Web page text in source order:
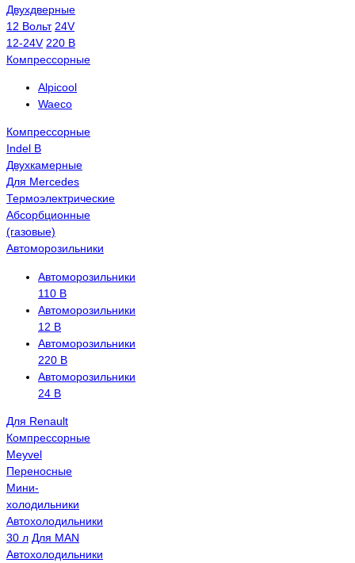
Двухдверные
12 Вольт 24V
12-24V 220 В
Компрессорные
Alpicool
Waeco
Компрессорные
Indel B
Двухкамерные
Для Mercedes
Термоэлектрические
Абсорбционные
(газовые)
Автоморозильники
Автоморозильники
110 В
Автоморозильники
12 В
Автоморозильники
220 В
Автоморозильники
24 В
Для Renault
Компрессорные
Meyvel
Переносные
Мини-
холодильники
Автохолодильники
30 л Для MAN
Автохолодильники